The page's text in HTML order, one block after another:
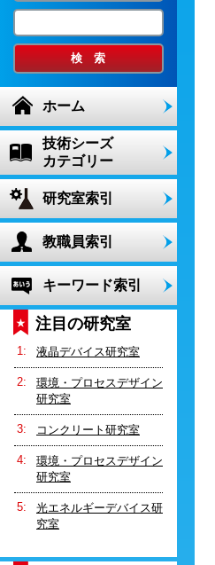
ホーム
技術シーズ
カテゴリー
研究室索引
教職員索引
キーワード索引
注目の研究室
液晶デバイス研究室
環境・プロセスデザイン
研究室
コンクリート研究室
環境・プロセスデザイン
研究室
光エネルギーデバイス研
究室